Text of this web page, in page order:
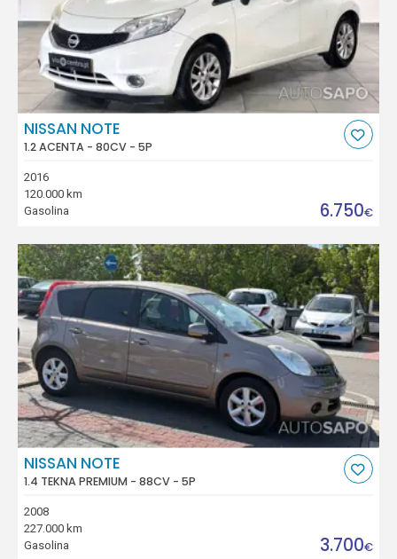
NISSAN NOTE
1.2 ACENTA - 80CV - 5P
2016
120.000 km
Gasolina
6.750€
NISSAN NOTE
1.4 TEKNA PREMIUM - 88CV - 5P
2008
227.000 km
Gasolina
3.700€